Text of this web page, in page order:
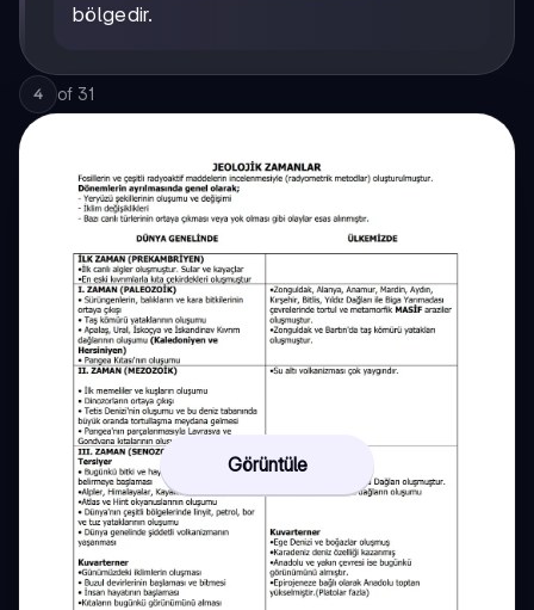
bölgedir.
4 of 31
Görüntüle